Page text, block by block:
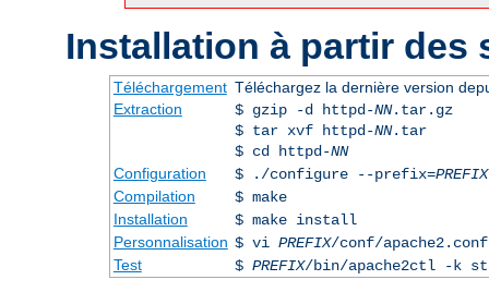
Installation à partir des
Téléchargement Téléchargez la dernière version
Extraction
$ gzip -d httpd-NN.tar.gz
$ tar xvf httpd-NN.tar
$ cd httpd-NN
Configuration
$ ./configure --prefix=PREFIX
Compilation
$ make
Installation
$ make install
Personnalisation $ vi PREFIX/conf/apache2.conf
Test
$ PREFIX/bin/apache2ctl -k